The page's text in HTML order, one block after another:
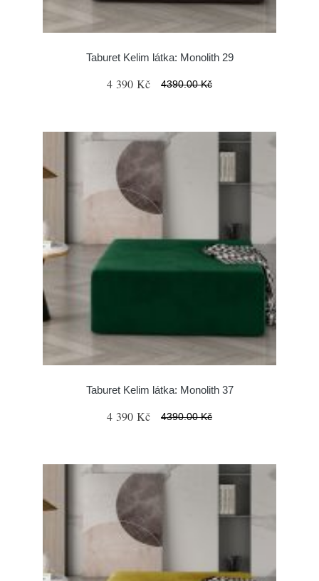
Taburet Kelim látka: Monolith 29
4 390 Kč 4390.00 Kč
Taburet Kelim látka: Monolith 37
4 390 Kč 4390.00 Kč